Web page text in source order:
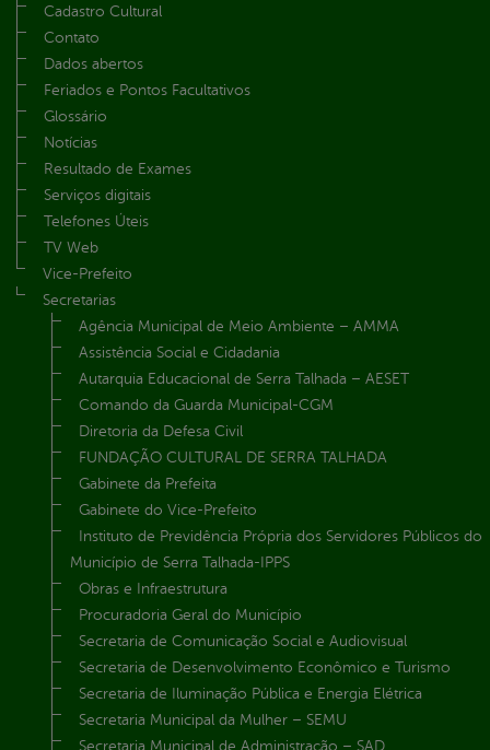
Cadastro Cultural
Contato
Dados abertos
Feriados e Pontos Facultativos
Glossário
Notícias
Resultado de Exames
Serviços digitais
Telefones Úteis
TV Web
Vice-Prefeito
Secretarias
Agência Municipal de Meio Ambiente – AMMA
Assistência Social e Cidadania
Autarquia Educacional de Serra Talhada – AESET
Comando da Guarda Municipal-CGM
Diretoria da Defesa Civil
FUNDAÇÃO CULTURAL DE SERRA TALHADA
Gabinete da Prefeita
Gabinete do Vice-Prefeito
Instituto de Previdência Própria dos Servidores Públicos do
Município de Serra Talhada-IPPS
Obras e Infraestrutura
Procuradoria Geral do Município
Secretaria de Comunicação Social e Audiovisual
Secretaria de Desenvolvimento Econômico e Turismo
Secretaria de Iluminação Pública e Energia Elétrica
Secretaria Municipal da Mulher – SEMU
Secretaria Municipal de Administração – SAD